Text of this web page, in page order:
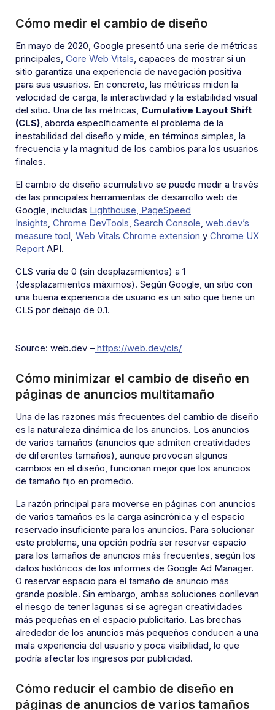
Cómo medir el cambio de diseño
En mayo de 2020, Google presentó una serie de métricas
principales, Core Web Vitals, capaces de mostrar si un
sitio garantiza una experiencia de navegación positiva
para sus usuarios. En concreto, las métricas miden la
velocidad de carga, la interactividad y la estabilidad visual
del sitio. Una de las métricas, Cumulative Layout Shift
(CLS), aborda específicamente el problema de la
inestabilidad del diseño y mide, en términos simples, la
frecuencia y la magnitud de los cambios para los usuarios
finales.
El cambio de diseño acumulativo se puede medir a través
de las principales herramientas de desarrollo web de
Google, incluidas Lighthouse, PageSpeed
Insights, Chrome DevTools, Search Console, web.dev’s
measure tool, Web Vitals Chrome extension y Chrome UX
Report API.
CLS varía de 0 (sin desplazamientos) a 1
(desplazamientos máximos). Según Google, un sitio con
una buena experiencia de usuario es un sitio que tiene un
CLS por debajo de 0.1.
Source: web.dev – https://web.dev/cls/
Cómo minimizar el cambio de diseño en
páginas de anuncios multitamaño
Una de las razones más frecuentes del cambio de diseño
es la naturaleza dinámica de los anuncios. Los anuncios
de varios tamaños (anuncios que admiten creatividades
de diferentes tamaños), aunque provocan algunos
cambios en el diseño, funcionan mejor que los anuncios
de tamaño fijo en promedio.
La razón principal para moverse en páginas con anuncios
de varios tamaños es la carga asincrónica y el espacio
reservado insuficiente para los anuncios. Para solucionar
este problema, una opción podría ser reservar espacio
para los tamaños de anuncios más frecuentes, según los
datos históricos de los informes de Google Ad Manager.
O reservar espacio para el tamaño de anuncio más
grande posible. Sin embargo, ambas soluciones conllevan
el riesgo de tener lagunas si se agregan creatividades
más pequeñas en el espacio publicitario. Las brechas
alrededor de los anuncios más pequeños conducen a una
mala experiencia del usuario y poca visibilidad, lo que
podría afectar los ingresos por publicidad.
Cómo reducir el cambio de diseño en
páginas de anuncios de varios tamaños